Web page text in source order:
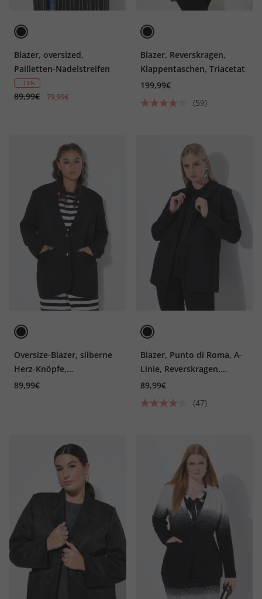
Blazer, oversized,
Pailletten-Nadelstreifen
- 11%
89,99€ 79,99€
Blazer, Reverskragen,
Klappentaschen, Triacetat
199,99€
(59)
Oversize-Blazer, silberne
Herz-Knöpfe,
Komplettfutter
89,99€
Blazer, Punto di Roma, A-
Linie, Reverskragen,
Stretch
89,99€
(47)